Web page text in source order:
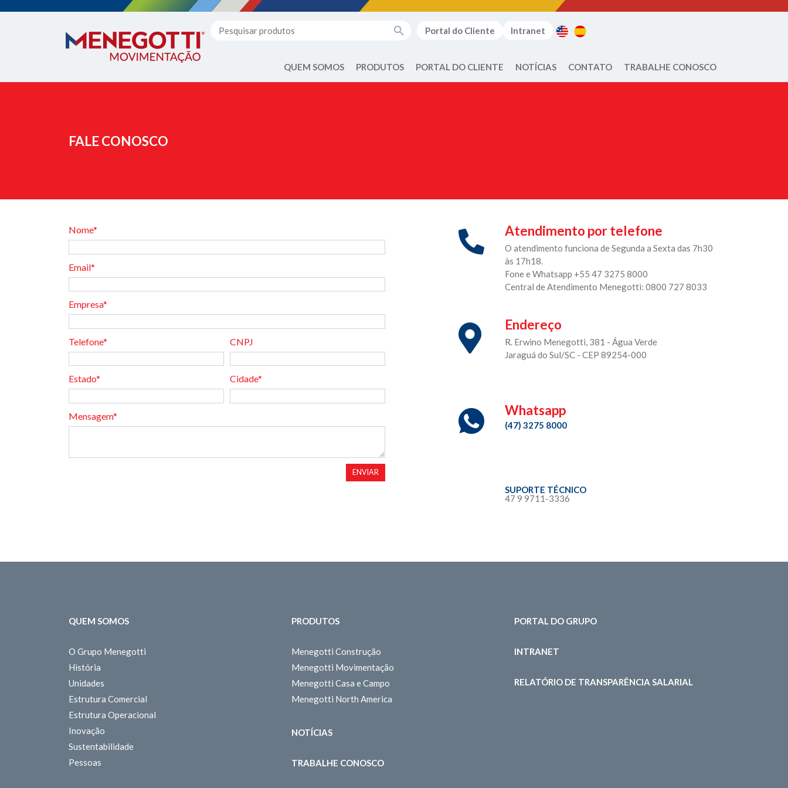
Portal do Cliente Intranet
QUEM SOMOS PRODUTOS PORTAL DO CLIENTE NOTÍCIAS CONTATO TRABALHE CONOSCO
FALE CONOSCO
Nome*
Email*
Empresa*
Telefone* CNPJ
Estado* Cidade*
Mensagem*
ENVIAR
Atendimento por telefone
O atendimento funciona de Segunda a Sexta das 7h30
às 17h18.
Fone e Whatsapp +55 47 3275 8000
Central de Atendimento Menegotti: 0800 727 8033
Endereço
R. Erwino Menegotti, 381 - Água Verde
Jaraguá do Sul/SC - CEP 89254-000
Whatsapp
(47) 3275 8000
SUPORTE TÉCNICO
47 9 9711-3336
QUEM SOMOS
O Grupo Menegotti
História
Unidades
Estrutura Comercial
Estrutura Operacional
Inovação
Sustentabilidade
Pessoas
PRODUTOS
Menegotti Construção
Menegotti Movimentação
Menegotti Casa e Campo
Menegotti North America
NOTÍCIAS
TRABALHE CONOSCO
PORTAL DO GRUPO
INTRANET
RELATÓRIO DE TRANSPARÊNCIA SALARIAL